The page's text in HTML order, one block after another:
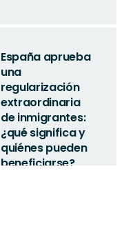
España aprueba
una
regularización
extraordinaria
de inmigrantes:
¿qué significa y
quiénes pueden
beneficiarse?